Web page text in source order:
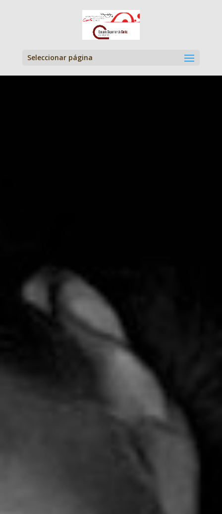
Seleccionar página